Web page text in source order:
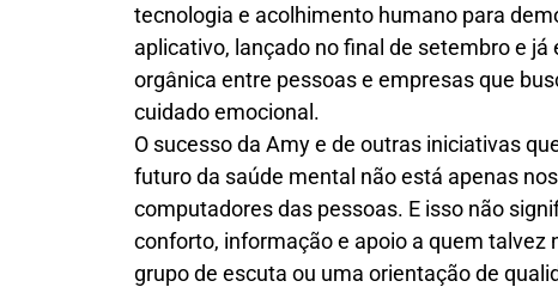
tecnologia e acolhimento humano para
aplicativo, lançado no final de setembro e
orgânica entre pessoas e empresas que
cuidado emocional.
O sucesso da Amy e de outras iniciativas
futuro da saúde mental não está apenas
computadores das pessoas. E isso não
conforto, informação e apoio a quem talvez
grupo de escuta ou uma orientação de